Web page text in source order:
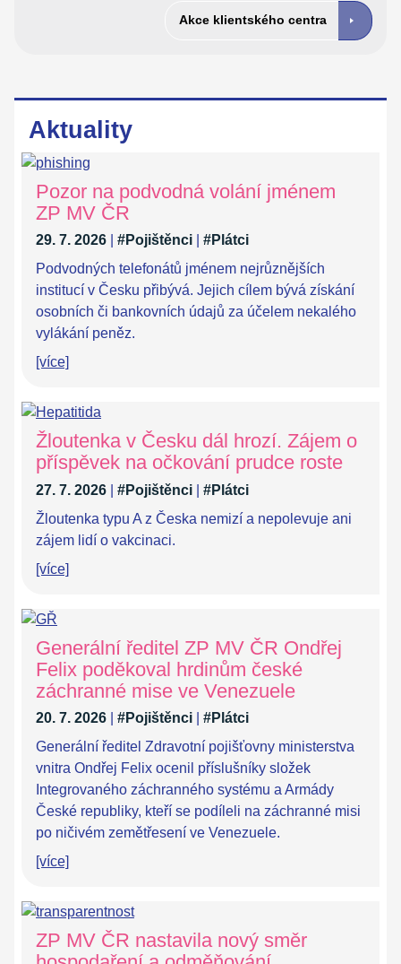
Akce klientského centra
Aktuality
Pozor na podvodná volání jménem
ZP MV ČR
29. 7. 2026 #Pojištěnci
#Plátci
Podvodných telefonátů jménem nejrůznějších
institucí v Česku přibývá. Jejich cílem bývá získání
osobních či bankovních údajů za účelem nekalého
vylákání peněz.
[více]
Žloutenka v Česku dál hrozí. Zájem o
příspěvek na očkování prudce roste
27. 7. 2026 #Pojištěnci
#Plátci
Žloutenka typu A z Česka nemizí a nepolevuje ani
zájem lidí o vakcinaci.
[více]
Generální ředitel ZP MV ČR Ondřej
Felix poděkoval hrdinům české
záchranné mise ve Venezuele
20. 7. 2026 #Pojištěnci
#Plátci
Generální ředitel Zdravotní pojišťovny ministerstva
vnitra Ondřej Felix ocenil příslušníky složek
Integrovaného záchranného systému a Armády
České republiky, kteří se podíleli na záchranné misi
po ničivém zemětřesení ve Venezuele.
[více]
ZP MV ČR nastavila nový směr